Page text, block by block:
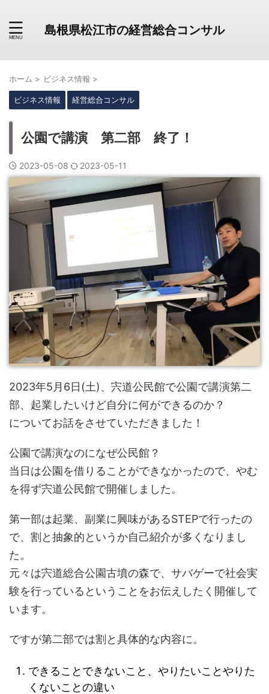
島根県松江市の経営総合コンサル
ホーム > ビジネス情報 >
ビジネス情報 経営総合コンサル
公園で講演 第二部 終了！
2023-05-08 2023-05-11
2023年5月6日(土)、宍道公民館で公園で講演第二
部、起業したいけど自分に何ができるのか？
についてお話をさせていただきました！
公園で講演なのになぜ公民館？
当日は公園を借りることができなかったので、やむ
を得ず宍道公民館で開催しました。
第一部は起業、副業に興味があるSTEPで行ったの
で、割と抽象的というか自己紹介が多くなりまし
た。
元々は宍道総合公園古墳の森で、サバゲーで社会実
験を行っているということをお伝えしたく開催して
います。
ですが第二部では割と具体的な内容に。
できることできないこと、やりたいことやりた
くないことの違い